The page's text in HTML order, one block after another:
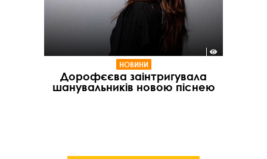
НОВИНИ
Дорофєєва заінтригувала
шанувальників новою піснею